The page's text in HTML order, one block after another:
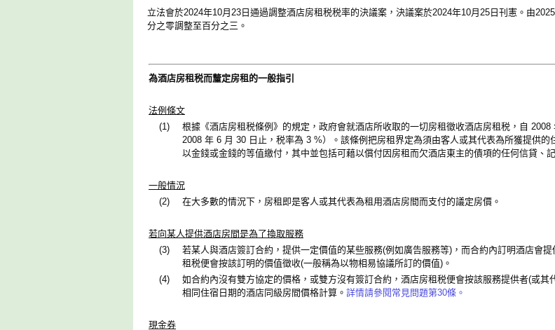
立法會於2024年10月23日通過調整酒店房租税税率的決議案，決議案於2024年10月25日刊憲。由
分之零調整至百分之三。
為酒店房租税而釐定房租的一般指引
法例條文
(1)
根據《酒店房租税條例》的規定，政府會就酒店所收取的一切房租徵收酒店房租税，自
2008 年 6 月 30 日止，税率為 3 %）。該條例把房租界定為須由客人或其代表為所獲提供
以金錢或金錢的等值繳付，其中並包括可藉以償付因房租而欠酒店東主的債項的任何信貸、
一般情況
(2)
在大多數的情況下，房租即是客人或其代表為租用酒店房間而支付的議定房價。
若向某人提供酒店房間是為了換取服務
(3)
若某人與酒店簽訂合約，提供一定價值的某些服務(例如廣告服務等)，而合約內訂明酒店會
租税便會按該訂明的價值徵收(一般稱為以物相易協議所訂的價值)。
(4)
如合約內沒有雙方協定的價格，或雙方沒有簽訂合約，酒店房租税便會按該服務提供者(或其
相同住宿日期的酒店同級房間價格計算。 詳情請參閱常見問題第30條。
現金券